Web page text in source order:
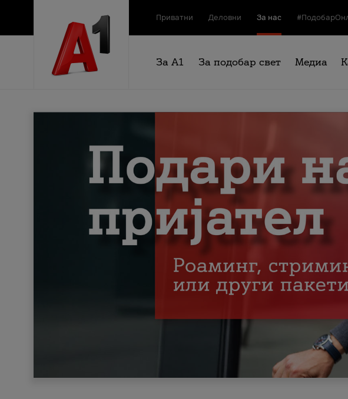
Приватни Деловни За нас
За А1 За подобар свет Медиа